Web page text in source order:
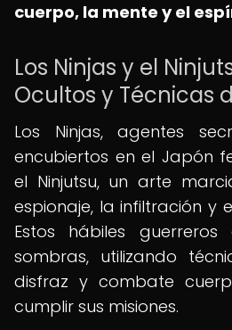
cuerpo, la mente y el
Los Ninjas y el
Ocultos y Técnicas
Los Ninjas, agentes
encubiertos en el Japón
el Ninjutsu, un arte
espionaje, la infiltración y
Estos hábiles
sombras, utilizando
disfraz y combate
cumplir sus misiones.